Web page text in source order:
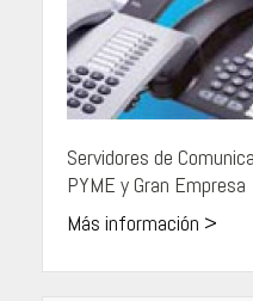
Servidores de
PYME y Gran Empresa
Más información >